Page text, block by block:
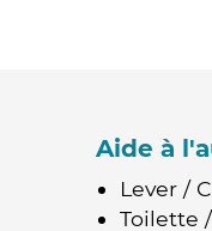
Aide à
Lever /
Toilette